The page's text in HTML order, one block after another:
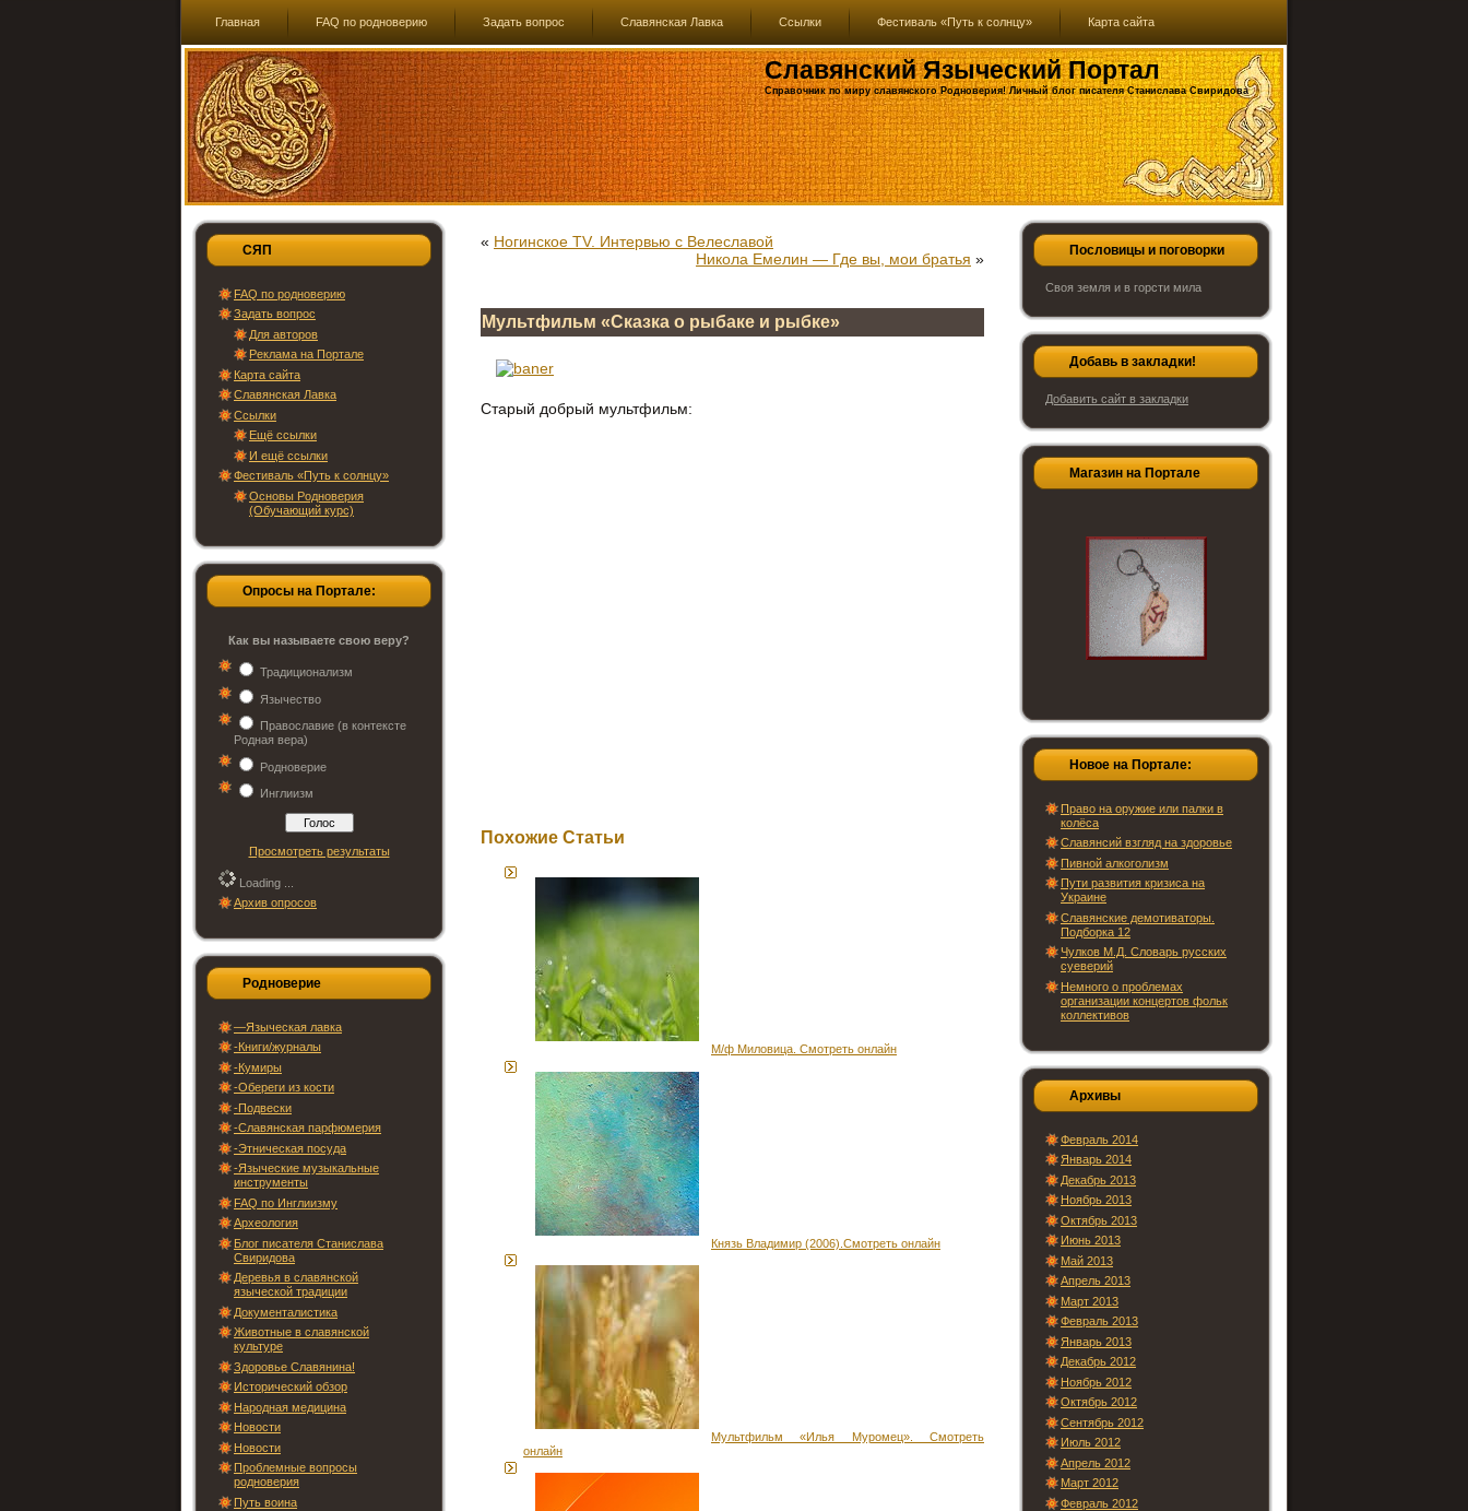
Главная FAQ по родноверию Задать вопрос Славянская Лавка Ссылки Фестиваль «Путь к солнцу» Карта сайта
Славянский Языческий Портал
Справочник по миру славянского Родноверия! Личный блог писателя Станислава Свиридова
СЯП
FAQ по родноверию
Задать вопрос
Для авторов
Реклама на Портале
Карта сайта
Славянская Лавка
Ссылки
Ещё ссылки
И ещё ссылки
Фестиваль «Путь к солнцу»
Основы Родноверия
(Обучающий курс)
Опросы на Портале:
Как вы называете свою веру?
Традиционализм
Язычество
Православие (в контексте
Родная вера)
Родноверие
Инглиизм
Просмотреть результаты
Loading ...
Архив опросов
Родноверие
—Языческая лавка
-Книги/журналы
-Кумиры
-Обереги из кости
-Подвески
-Славянская парфюмерия
-Этническая посуда
-Языческие музыкальные
инструменты
FAQ по Инглиизму
Археология
Блог писателя Станислава
Свиридова
Деревья в славянской
языческой традиции
Документалистика
Животные в славянской
культуре
Здоровье Славянина!
Исторический обзор
Народная медицина
Новости
Новости
Проблемные вопросы
родноверия
Путь воина
« Ногинское TV. Интервью с Велеславой
Никола Емелин — Где вы, мои братья »
Mультфильм «Сказка о рыбаке и рыбке»
Старый добрый мультфильм:
Похожие Статьи
М/ф Миловица. Смотреть онлайн
Князь Владимир (2006).Смотреть онлайн
Мультфильм «Илья Муромец». Смотреть
онлайн
Пословицы и поговорки
Своя земля и в горсти мила
Добавь в закладки!
Добавить сайт в закладки
Магазин на Портале
Новое на Портале:
Право на оружие или палки в
колёса
Славянсий взгляд на здоровье
Пивной алкоголизм
Пути развития кризиса на
Украине
Славянские демотиваторы.
Подборка 12
Чулков М.Д. Словарь русских
суеверий
Немного о проблемах
организации концертов фольк
коллективов
Архивы
Февраль 2014
Январь 2014
Декабрь 2013
Ноябрь 2013
Октябрь 2013
Июнь 2013
Май 2013
Апрель 2013
Март 2013
Февраль 2013
Январь 2013
Декабрь 2012
Ноябрь 2012
Октябрь 2012
Сентябрь 2012
Июль 2012
Апрель 2012
Март 2012
Февраль 2012